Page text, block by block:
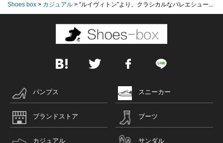
Shoes box > カジュアル > “ルイヴィトン”より、クラシカルなバレエシュー...
パンプス スニーカー
ブランドストア ブーツ
カジュアル サンダル